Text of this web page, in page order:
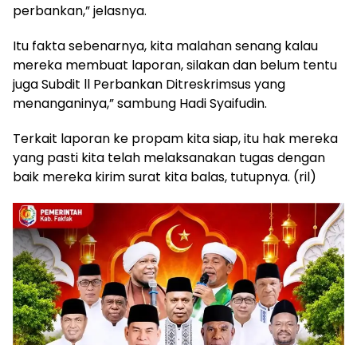
perbankan,” jelasnya.
Itu fakta sebenarnya, kita malahan senang kalau
mereka membuat laporan, silakan dan belum tentu
juga Subdit ll Perbankan Ditreskrimsus yang
menanganinya,” sambung Hadi Syaifudin.
Terkait laporan ke propam kita siap, itu hak mereka
yang pasti kita telah melaksanakan tugas dengan
baik mereka kirim surat kita balas, tutupnya. (ril)